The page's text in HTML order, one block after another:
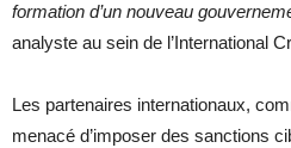
formation d’un nouveau
analyste au sein de l’International
Les partenaires internationaux,
menacé d’imposer des sanctions